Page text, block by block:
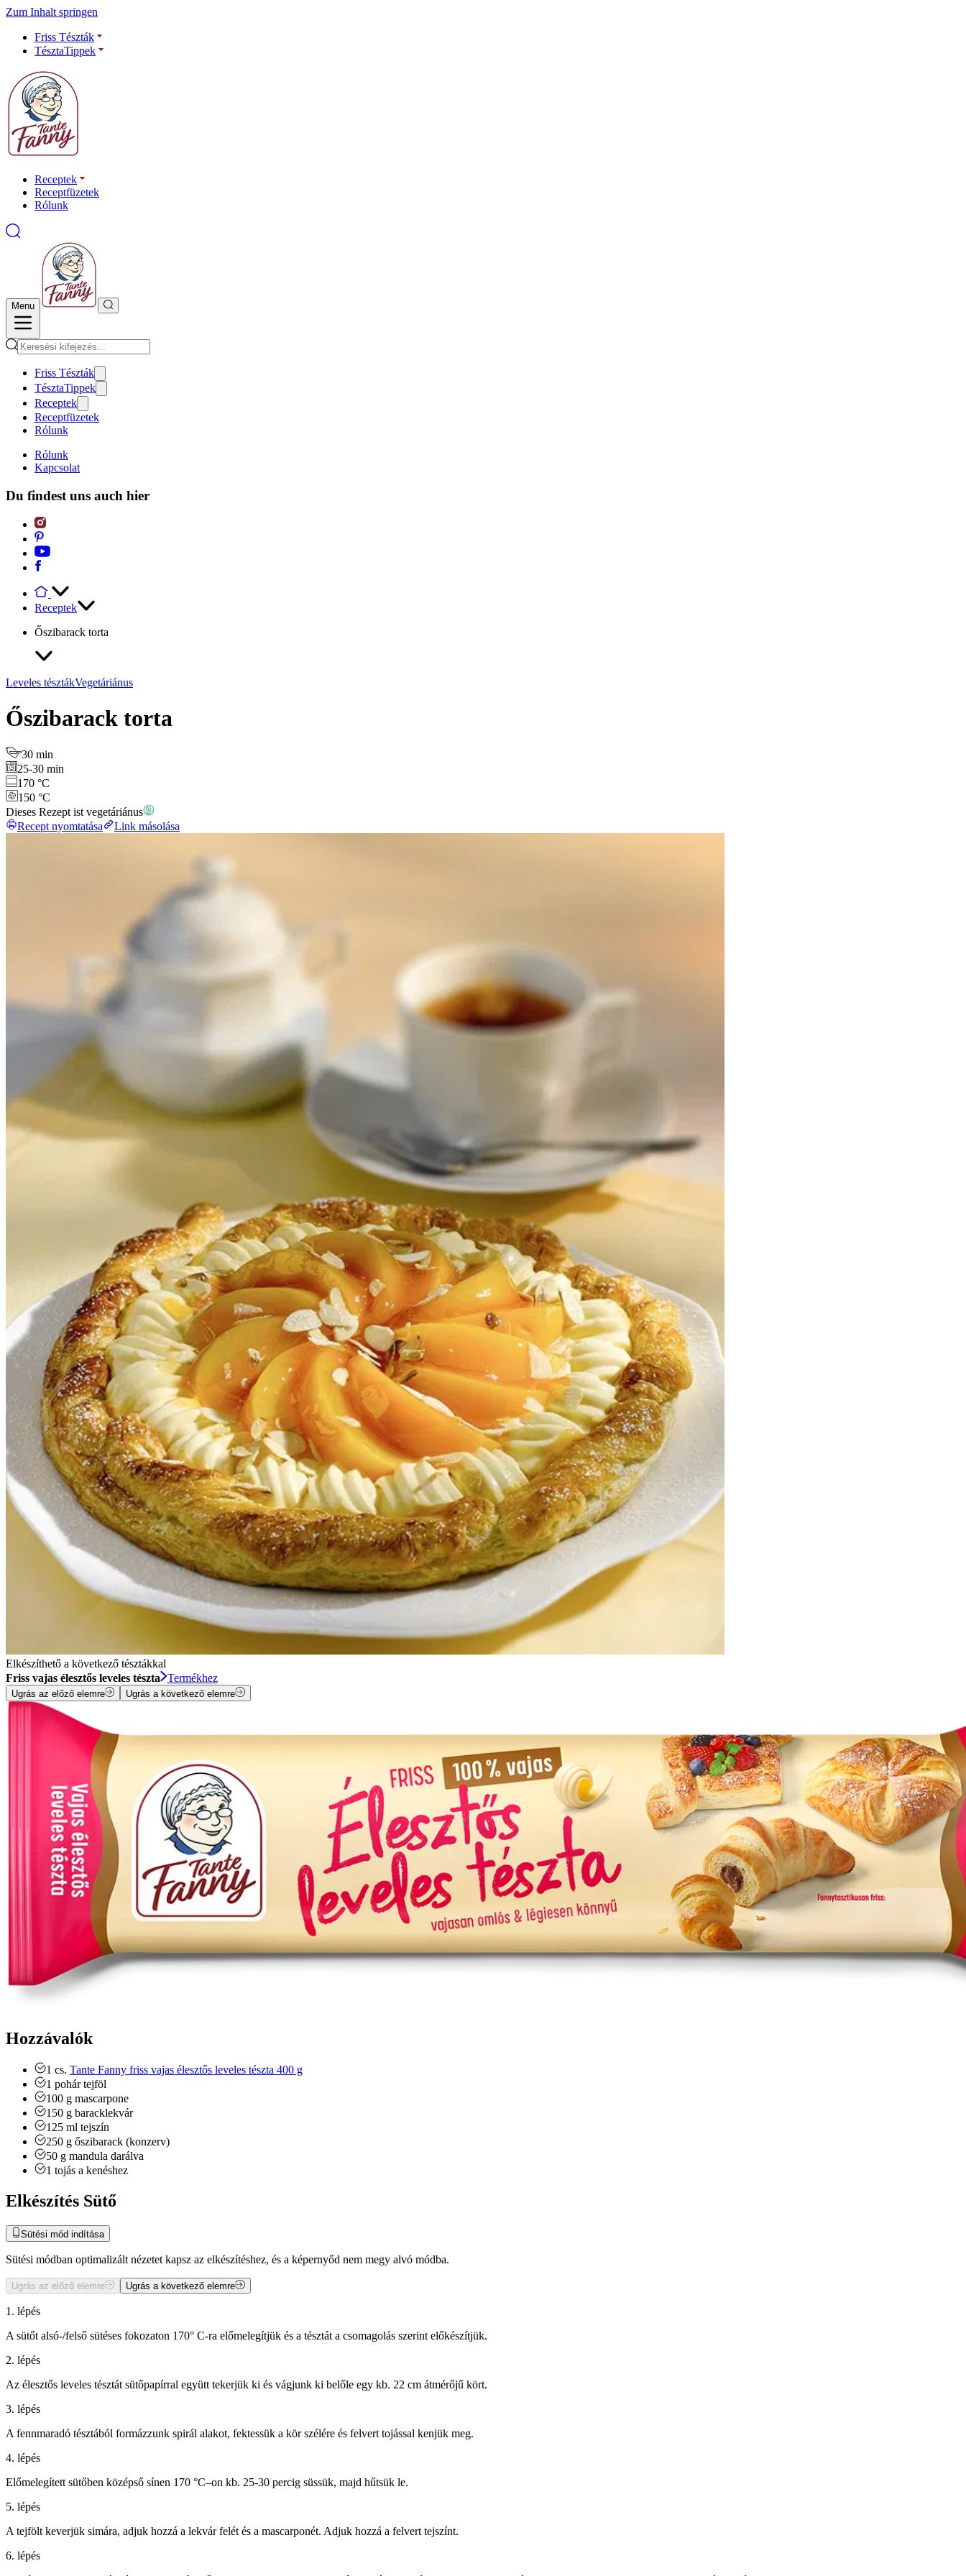
Zum Inhalt springen
Friss Tészták
TésztaTippek
Receptek
Receptfüzetek
Rólunk
Menu
Friss Tészták
TésztaTippek
Receptek
Receptfüzetek
Rólunk
Rólunk
Kapcsolat
Du findest uns auch hier
Receptek
Őszibarack torta
Leveles tésztákVegetáriánus
Őszibarack torta
30 min
25-30 min
170 °C
150 °C
Dieses Rezept ist vegetáriánus
Recept nyomtatása
Link másolása
Elkészíthető a következő tésztákkal
Friss vajas élesztős leveles tészta
Termékhez
Ugrás az előző elemre Ugrás a következő elemre
Hozzávalók
1 cs. Tante Fanny friss vajas élesztős leveles tészta 400 g
1 pohár tejföl
100 g mascarpone
150 g baracklekvár
125 ml tejszín
250 g őszibarack (konzerv)
50 g mandula darálva
1 tojás a kenéshez
Elkészítés Sütő
Sütési mód indítása
Sütési módban optimalizált nézetet kapsz az elkészítéshez, és a képernyőd nem megy alvó módba.
Ugrás az előző elemre Ugrás a következő elemre
1. lépés
A sütőt alsó-/felső sütéses fokozaton 170° C-ra előmelegítjük és a tésztát a csomagolás szerint előkészítjük.
2. lépés
Az élesztős leveles tésztát sütőpapírral együtt tekerjük ki és vágjunk ki belőle egy kb. 22 cm átmérőjű kört.
3. lépés
A fennmaradó tésztából formázzunk spirál alakot, fektessük a kör szélére és felvert tojással kenjük meg.
4. lépés
Előmelegített sütőben középső sínen 170 °C–on kb. 25-30 percig süssük, majd hűtsük le.
5. lépés
A tejfölt keverjük simára, adjuk hozzá a lekvár felét és a mascarponét. Adjuk hozzá a felvert tejszínt.
6. lépés